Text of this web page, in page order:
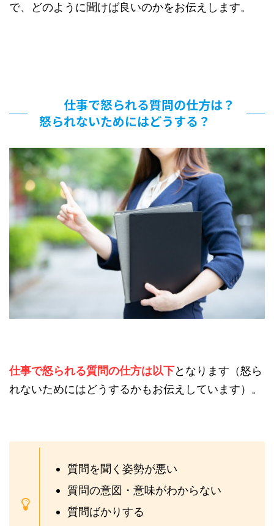
で、どのように聞けば良いのかをお伝えします。
仕事で怒られる質問の仕方は？
怒られないためにはどうする？
仕事で怒られる質問の仕方は以下となります（怒ら
れないためにはどうするかもお伝えしています）。
質問を聞く姿勢が悪い
質問の意図・意味がわからない
質問ばかりする